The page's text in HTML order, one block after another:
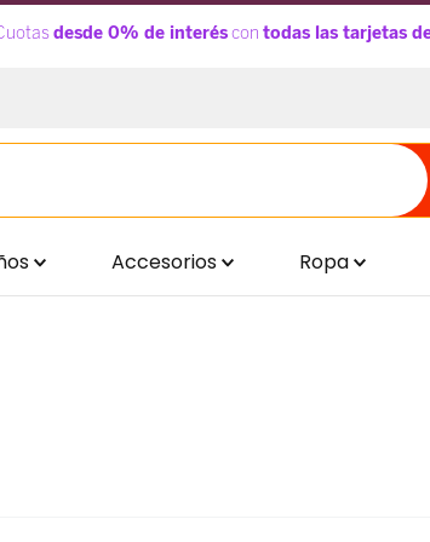
Accesorios Ropa